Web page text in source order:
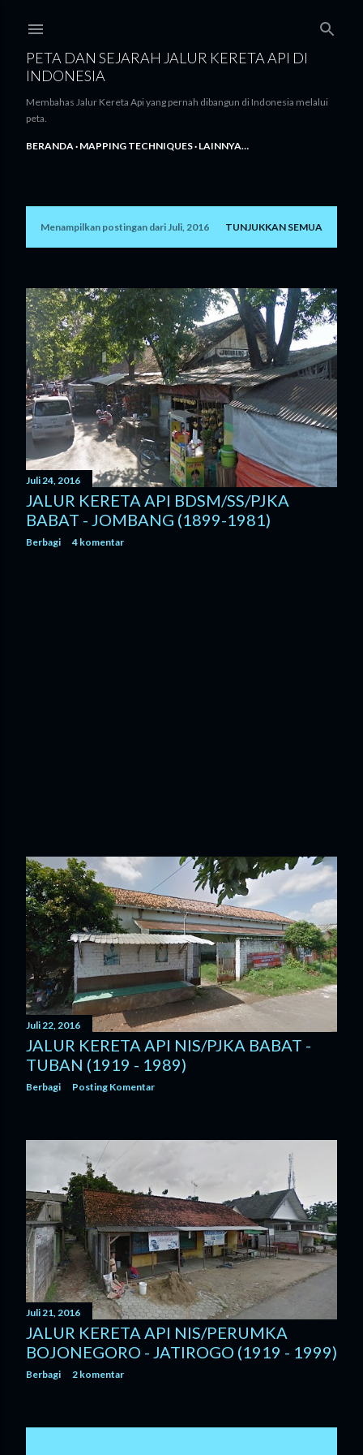
PETA DAN SEJARAH JALUR KERETA API DI
INDONESIA
Membahas Jalur Kereta Api yang pernah dibangun di Indonesia melalui
peta.
BERANDA MAPPING TECHNIQUES LAINNYA…
P
s
t
i
n
g
a
n
Menampilkan postingan dari Juli, 2016 TUNJUKKAN SEMUA
Juli 24, 2016
JALUR KERETA API BDSM/SS/PJKA
BABAT - JOMBANG (1899-1981)
Berbagi 4 komentar
Juli 22, 2016
JALUR KERETA API NIS/PJKA BABAT -
TUBAN (1919 - 1989)
Berbagi Posting Komentar
Juli 21, 2016
JALUR KERETA API NIS/PERUMKA
BOJONEGORO - JATIROGO (1919 - 1999)
Berbagi 2 komentar